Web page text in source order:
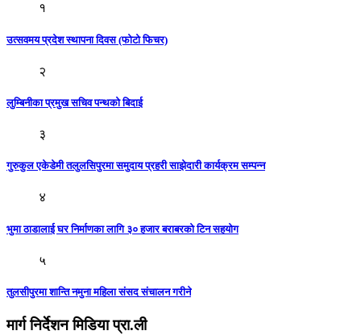
१
उत्सवमय प्रदेश स्थापना दिवस (फोटो फिचर)
२
लुम्बिनीका प्रमुख सचिव पन्थको बिदाई
३
गुरुकुल एकेडेमी तलुलसिपुरमा समुदाय प्रहरी साझेदारी कार्यक्रम सम्पन्न
४
भुमा ठाडालाई घर निर्माणका लागि ३० हजार बराबरको टिन सहयोग
५
तुलसीपुरमा शान्ति नमुना महिला संसद संचालन गरीने
मार्ग निर्देशन मिडिया प्रा.ली